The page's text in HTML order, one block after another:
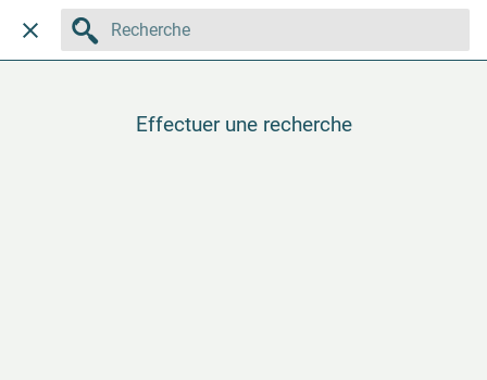
Effectuer une recherche